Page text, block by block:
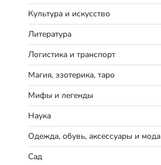
Культура и искусство
Литература
Логистика и транспорт
Магия, эзотерика, таро
Мифы и легенды
Наука
Одежда, обувь, аксессуары и мода
Сад